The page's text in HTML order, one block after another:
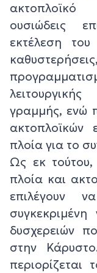
ακτοπλοϊκό
ουσιώδεις
εκτέλεση
γραμμής, ενώ
ακτοπλοϊκών
πλοία για το
Ως εκ τούτου,
πλοία και
επιλέγουν
δυσχερειών
στην
περιορίζεται